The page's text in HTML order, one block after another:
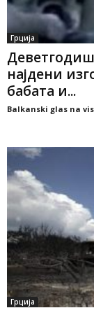
Грција
најдени
бабата и...
Balkanski glas na
Грција